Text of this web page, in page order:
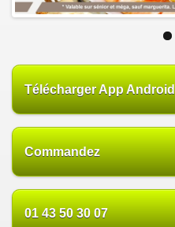
Télécharger App Android
Commandez
01 43 50 30 07